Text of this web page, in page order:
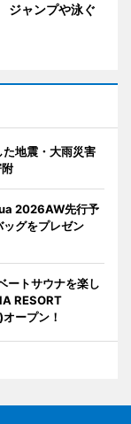
ジャンプや泳ぐ
地震・大雨災害
2026AW先行予
グをプレゼン
ートサウナを楽し
RESORT
ープン！